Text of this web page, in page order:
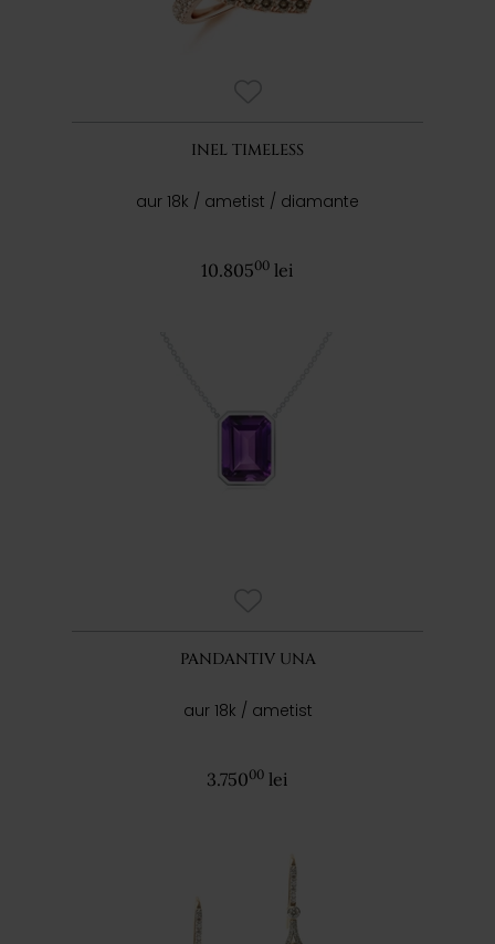
INEL TIMELESS
aur 18k / ametist / diamante
10.80500 lei
PANDANTIV UNA
aur 18k / ametist
3.75000 lei